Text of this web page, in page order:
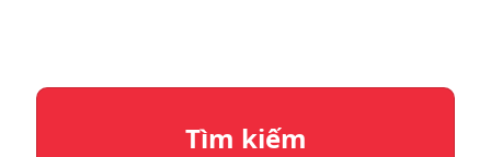
Tìm kiếm